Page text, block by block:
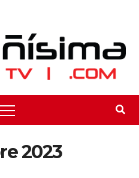
2023